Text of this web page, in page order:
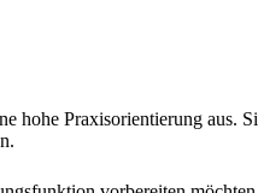
hohe Praxisorientierung aus.